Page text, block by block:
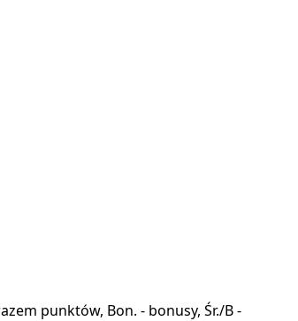
punktów, Bon. - bonusy, Śr./B -